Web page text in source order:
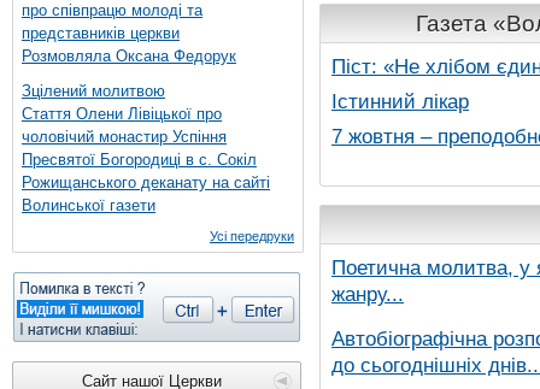
про співпрацю молоді та
представників церкви
Розмовляла Оксана Федорук
Зцілений молитвою
Стаття Олени Лівіцької про
чоловічий монастир Успіння
Пресвятої Богородиці в с. Сокіл
Рожищанського деканату на сайті
Волинської газети
Усі передруки
Сайт нашої Церкви
Газета
Піст: «Не хлібом
Істинний лікар
7 жовтня –
Поетична молитва, у
жанру...
Автобіографічна
до сьогоднішніх